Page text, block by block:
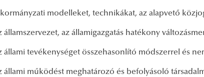
modelleket, technikákat, az alapvető
államszervezet, az államigazgatás hatékony
állami tevékenységet összehasonlító módszerrel és
állami működést meghatározó és befolyásoló